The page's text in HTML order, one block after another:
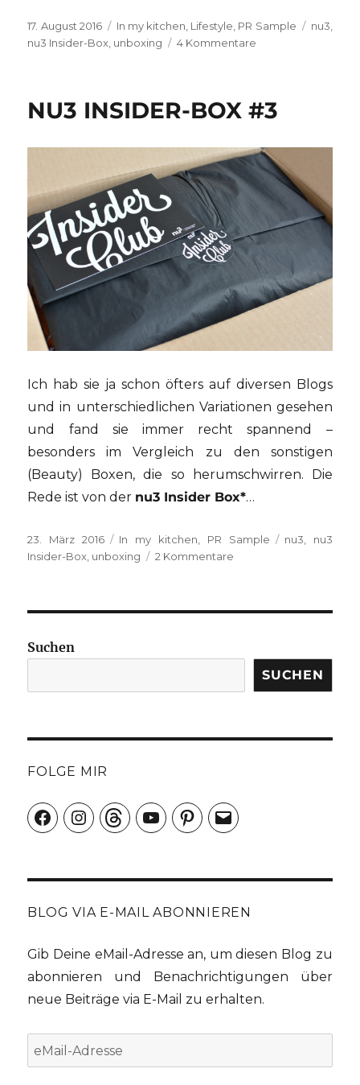
Veröffentlicht
am
17. August 2016 Kategorien
In my kitchen Lifestyle PR Sample nu3
nu3 Insider-Box unboxing 4 Kommentare
Happy
#4
NU3 INSIDER-BOX #3
Ich hab sie ja schon öfters auf diversen Blogs
und in unterschiedlichen Variationen gesehen
und fand sie immer recht spannend –
besonders im Vergleich zu den sonstigen
(Beauty) Boxen, die so herumschwirren. Die
Rede ist von der nu3 Insider Box*…
Veröffentlicht
am
23. März 2016 Kategorien
In my kitchen PR Sample Schlagwörter
nu3
nu3
Insider-Box unboxing 2 Kommentare
Suchen
SUCHEN
FOLGE MIR
FacebookInstagramThreadsYouTubePinterest
E-
Mail
BLOG VIA E-MAIL ABONNIEREN
Gib Deine eMail-Adresse an, um diesen Blog zu
abonnieren und Benachrichtigungen über
neue Beiträge via E-Mail zu erhalten.
eMail-
Adresse